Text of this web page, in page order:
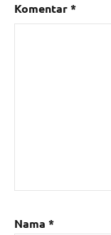
Komentar*
Nama *